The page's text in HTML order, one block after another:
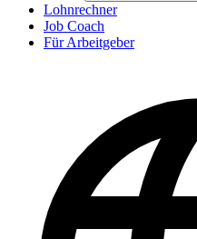
Lohnrechner
Job Coach
Für Arbeitgeber